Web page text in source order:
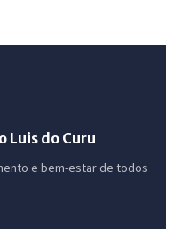
Luis do Curu
e bem-estar de todos